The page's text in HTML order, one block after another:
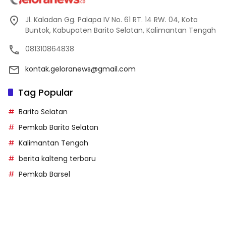
Jl. Kaladan Gg. Palapa IV No. 61 RT. 14 RW. 04, Kota
Buntok, Kabupaten Barito Selatan, Kalimantan Tengah
081310864838
kontak.geloranews@gmail.com
Tag Popular
Barito Selatan
Pemkab Barito Selatan
Kalimantan Tengah
berita kalteng terbaru
Pemkab Barsel